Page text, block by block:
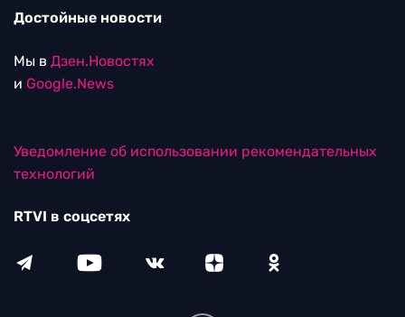
Достойные новости
Мы в Дзен.Новостях
и Google.News
Уведомление об использовании рекомендательных
технологий
RTVI в соцсетях